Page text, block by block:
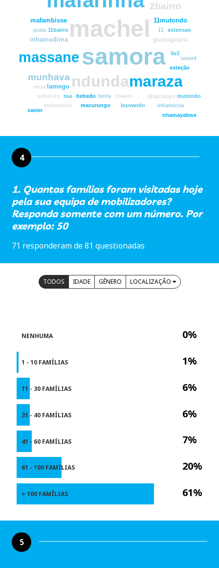
machel
samora
maraza
ndunda
massane
2bairro
munhava
11mutondo
guaraguara
inhamudima
lamego
mafambisse
nhaconjo
11
11bairro
1bairro
5e3
bebedo
bebendo beira
estensao
esteção
inhamizua
louvando
macurungo
mafambiss
mutondo
nhamayabwe
nova
praia
rua
teste4
xavier
4
1. Quantas famílias foram visitadas hoje
pela sua equipa de mobilizadores?
Responda somente com um número. Por
exemplo: 50
71 responderam de 81 questionadas
TODOS IDADE GÊNERO LOCALIZAÇÃO
0%
1%
6%
6%
7%
20%
61%
NENHUMA
1 - 10 FAMÍLIAS
11 - 30 FAMÍLIAS
31 - 40 FAMÍLIAS
41 - 60 FAMÍLIAS
61 - 100 FAMÍLIAS
> 100 FAMÍLIAS
5